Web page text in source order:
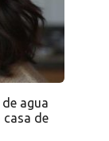
agua
de